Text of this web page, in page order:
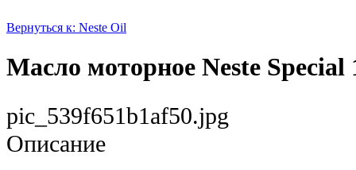
Вернуться к: Neste Oil
Масло моторное Neste Special
pic_539f651b1af50.jpg
Описание